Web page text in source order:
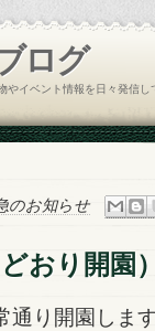
ログ
やイベント情報を日々発信し
のお知らせ
おり開園
通り開園しま